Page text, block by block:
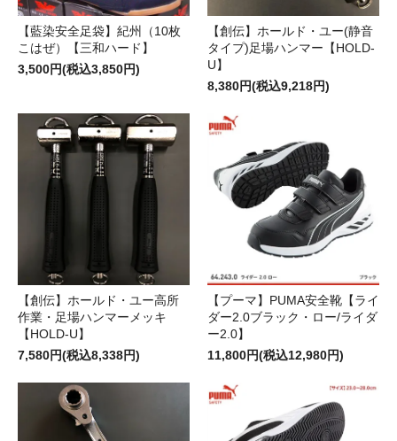
【藍染安全足袋】紀州（10枚
こはぜ）【三和ハード】
3,500円(税込3,850円)
【創伝】ホールド・ユー(静音
タイプ)足場ハンマー【HOLD-
U】
8,380円(税込9,218円)
【創伝】ホールド・ユー高所
作業・足場ハンマーメッキ
【HOLD-U】
7,580円(税込8,338円)
【プーマ】PUMA安全靴【ライ
ダー2.0ブラック・ロー/ライダ
ー2.0】
11,800円(税込12,980円)